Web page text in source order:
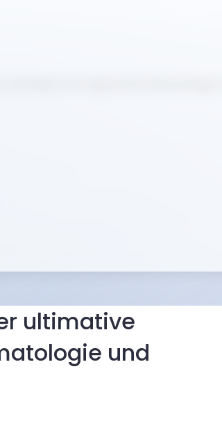
Leitfaden für KI-gestützte Hämatologie
ultimative
und